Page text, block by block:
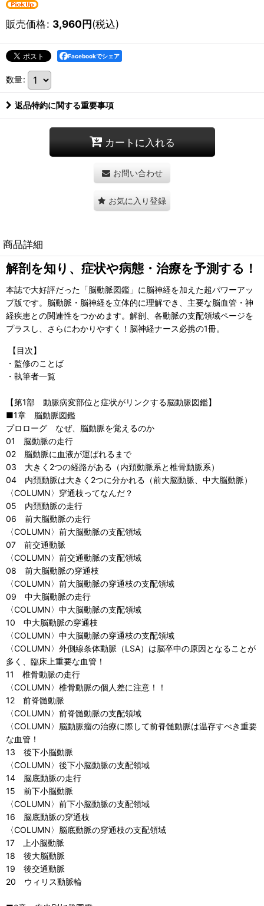
販売価格: 3,960円(税込)
Facebookでシェア
数量:
返品特約に関する重要事項
カートに入れる
お問い合わせ
お気に入り登録
商品詳細
解剖を知り、症状や病態・治療を予測する！
本誌で大好評だった「脳動脈図鑑」に脳神経を加えた超パワーアッ
プ版です。脳動脈・脳神経を立体的に理解でき、主要な脳血管・神
経疾患との関連性をつかめます。解剖、各動脈の支配領域ページを
プラスし、さらにわかりやすく！脳神経ナース必携の1冊。
【目次】
・監修のことば
・執筆者一覧
【第1部 動脈病変部位と症状がリンクする脳動脈図鑑】
■1章 脳動脈図鑑
プロローグ なぜ、脳動脈を覚えるのか
01 脳動脈の走行
02 脳動脈に血液が運ばれるまで
03 大きく2つの経路がある（内頚動脈系と椎骨動脈系）
04 内頚動脈は大きく2つに分かれる（前大脳動脈、中大脳動脈）
〈COLUMN〉穿通枝ってなんだ？
05 内頚動脈の走行
06 前大脳動脈の走行
〈COLUMN〉前大脳動脈の支配領域
07 前交通動脈
〈COLUMN〉前交通動脈の支配領域
08 前大脳動脈の穿通枝
〈COLUMN〉前大脳動脈の穿通枝の支配領域
09 中大脳動脈の走行
〈COLUMN〉中大脳動脈の支配領域
10 中大脳動脈の穿通枝
〈COLUMN〉中大脳動脈の穿通枝の支配領域
〈COLUMN〉外側線条体動脈（LSA）は脳卒中の原因となることが
多く、臨床上重要な血管！
11 椎骨動脈の走行
〈COLUMN〉椎骨動脈の個人差に注意！！
12 前脊髄動脈
〈COLUMN〉前脊髄動脈の支配領域
〈COLUMN〉脳動脈瘤の治療に際して前脊髄動脈は温存すべき重要
な血管！
13 後下小脳動脈
〈COLUMN〉後下小脳動脈の支配領域
14 脳底動脈の走行
15 前下小脳動脈
〈COLUMN〉前下小脳動脈の支配領域
16 脳底動脈の穿通枝
〈COLUMN〉脳底動脈の穿通枝の支配領域
17 上小脳動脈
18 後大脳動脈
19 後交通動脈
20 ウィリス動脈輪